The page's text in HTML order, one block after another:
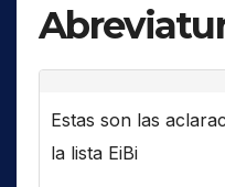
Estas son las
la lista EiBi